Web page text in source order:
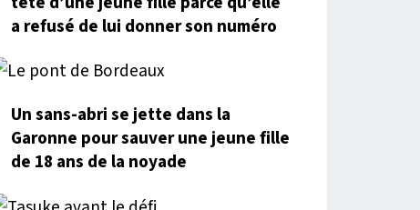
a refusé de lui donner son numéro
Un sans-abri se jette dans la
Garonne pour sauver une jeune fille
de 18 ans de la noyade